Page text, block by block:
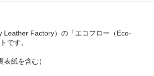
Leather Factory）の「エコフロー（Eco-
です。
表紙を含む）